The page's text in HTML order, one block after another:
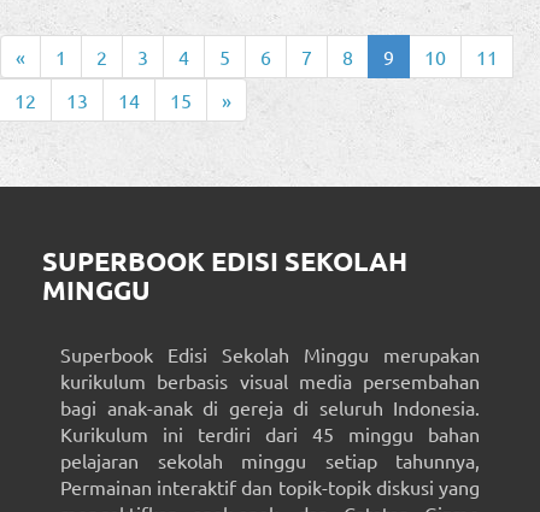
« 1 2 3 4 5 6 7 8 9 10
11
12
13 14 15 »
SUPERBOOK EDISI SEKOLAH
MINGGU
Superbook Edisi Sekolah Minggu merupakan
kurikulum berbasis visual media persembahan
bagi anak-anak di gereja di seluruh Indonesia.
Kurikulum ini terdiri dari 45 minggu bahan
pelajaran sekolah minggu setiap tahunnya,
Permainan interaktif dan topik-topik diskusi yang